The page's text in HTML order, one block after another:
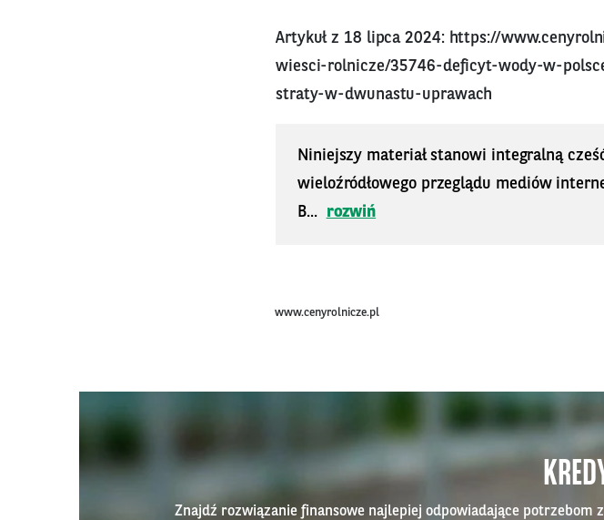
Artykuł z 18 lipca 2024: https://
wiesci-rolnicze/35746-deficyt-wody-w-
straty-w-dwunastu-uprawach
Niniejszy materiał stanowi integralną
wieloźródłowego przeglądu mediów
B...
rozwiń
www.cenyrolnicze.pl
Znajdź rozwiązanie finansowe najlepiej odpowiadające